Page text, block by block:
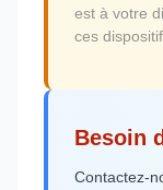
est à votre
ces
Besoin
Contactez-